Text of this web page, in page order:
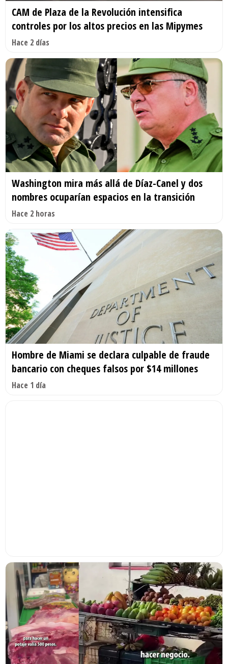
CAM de Plaza de la Revolución intensifica
controles por los altos precios en las Mipymes
Hace 2 días
Washington mira más allá de Díaz-Canel y dos
nombres ocuparían espacios en la transición
Hace 2 horas
Hombre de Miami se declara culpable de fraude
bancario con cheques falsos por $14 millones
Hace 1 día